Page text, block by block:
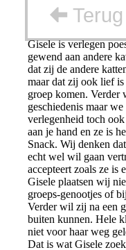
Terug
Gisele is verlegen
gewend aan andere
dat zij de andere
maar dat zij ook lief
groep komen. Verder
geschiedenis maar
verlegenheid toch
aan je hand en ze is
Snack. Wij denken
echt wel wil gaan
accepteert zoals ze is
Gisele plaatsen wij
groeps-genootjes of
Verder wil zij na een
buiten kunnen. Hele
niet voor haar weg
Dat is wat Gisele